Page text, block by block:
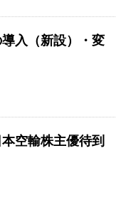
入（新設）・変
空輸株主優待到